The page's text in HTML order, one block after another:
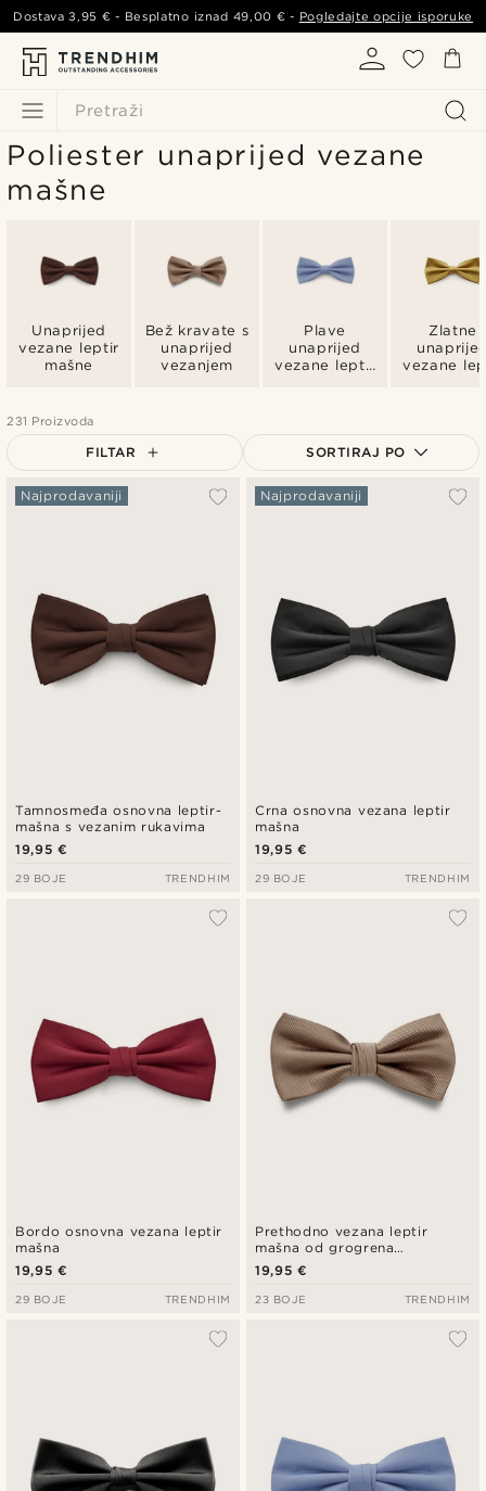
Pretraži
Dostava3,95 € - Besplatno iznad 49,00 € - Pogledajte opcije isporuke
Poliester unaprijed vezane
mašne
Unaprijed
vezane leptir
mašne
Bež kravate s
unaprijed
vezanjem
Plave
unaprijed
vezane leptir
Zlatne
vezane
231 Proizvoda
FILTAR SORTIRAJ PO
Najpopularnije
Tamnosmeđa osnovna leptir-
mašna s vezanim rukavima
Najprodavaniji
19,95 €
29 BOJE TRENDHIM
Crna osnovna vezana leptir
mašna
Najprodavaniji
19,95 €
29 BOJE TRENDHIM
Bordo osnovna vezana leptir
mašna
19,95 €
29 BOJE TRENDHIM
Prethodno vezana leptir
mašna od grogrena
svjetlosmeđe boje
19,95 €
23 BOJE TRENDHIM